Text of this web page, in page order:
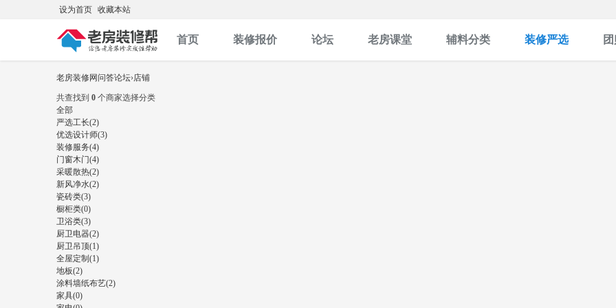
设为首页 收藏本站
首页 装修报价 论坛 老房课堂 辅料分类 装修严选
老房装修网问答论坛›店铺
共查找到 0 个商家选择分类
全部
严选工长(2)
优选设计师(3)
装修服务(4)
门窗木门(4)
采暖散热(2)
新风净水(2)
瓷砖类(3)
橱柜类(0)
卫浴类(3)
厨卫电器(2)
厨卫吊顶(1)
全屋定制(1)
地板(2)
涂料墙纸布艺(2)
家具(0)